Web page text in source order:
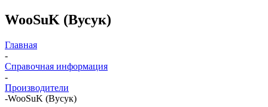
WooSuK (Вусук)
Главная
-
Справочная информация
-
Производители
-WooSuK (Вусук)